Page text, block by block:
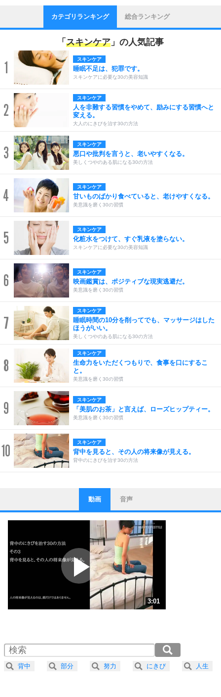
カテゴリランキング 総合ランキング
「 スキンケア 」の人気記事
1 スキンケア
睡眠不足は、犯罪です。
スキンケアに必要な30の美容知識
2
スキンケア
人を非難する習慣をやめて、励みにする習慣へと
変える。
大人のにきびを治す30の方法
3 スキンケア
悪口や批判を言うと、老いやすくなる。
美しくつやのある肌になる30の方法
4 スキンケア
甘いものばかり食べていると、老けやすくなる。
美意識を磨く30の習慣
5 スキンケア
化粧水をつけて、すぐ乳液を塗らない。
スキンケアに必要な30の美容知識
6 スキンケア
映画鑑賞は、ポジティブな現実逃避だ。
美意識を磨く30の習慣
7
スキンケア
睡眠時間の10分を削ってでも、マッサージはした
ほうがいい。
美しくつやのある肌になる30の方法
8
スキンケア
生命力をいただくつもりで、食事を口にするこ
と。
美意識を磨く30の習慣
9 スキンケア
「美肌のお茶」と言えば、ローズヒップティー。
美意識を磨く30の習慣
10 スキンケア
背中を見ると、その人の将来像が見える。
背中のにきびを治す30の方法
1
ストレス対策
他人と比べない。
いっそのこと、他人を見ない。
いらいらしない人になる30の方法
プラス思考
ポジティブになれない原因は、行動しないから。
ポジティブ思考になる30の方法
ストレス対策
人生、なんとかなるもの。
気楽に生きる30の方法
4 器の大きい人は、怒りを優しさで表現する。
プラス思考
動画 音声
3:01
2.0倍速 （355KB 1分30秒）
2.5倍速 （284KB 1分12秒）
3.0倍速 （237KB 1分0秒）
背中 部分 努力 にきび 人生